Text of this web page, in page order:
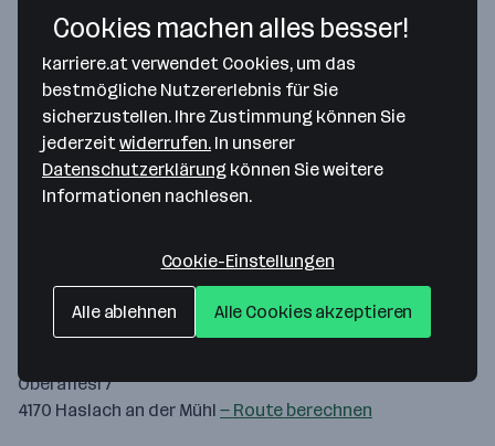
etc.
Map data ©2026 Google
Hotel BERGERGUT Pürmayer GmbH
Oberafiesl 7
4170 Haslach an der Mühl — Route berechnen
Cookies machen alles besser!
karriere.at verwendet Cookies, um das
bestmögliche Nutzererlebnis für Sie
sicherzustellen. Ihre Zustimmung können Sie
jederzeit widerrufen. In unserer
Datenschutzerklärung können Sie weitere
Informationen nachlesen.
Cookie-Einstellungen
Alle ablehnen Alle Cookies akzeptieren